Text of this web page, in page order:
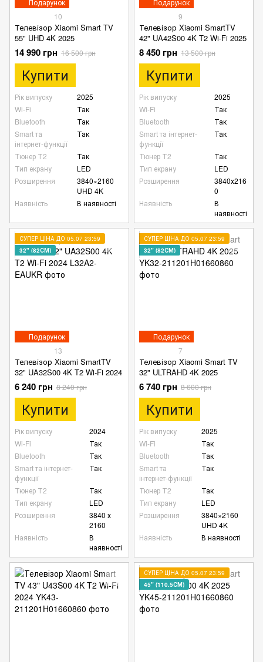
10
Телевізор Xiaomi Smart TV
55" UHD 4K 2025
14 990 грн 16 500 грн
Купити
Рік випуску
2025
Wi-Fi
Так
Bluetooth
Так
Smart та
інтернет-функції
Так
Тюнер Т2
Так
Тип екрану
LED
Розширення
3840×2160
UHD 4K
Наявність
В наявності
9
Телевізор Xiaomi SmartTV
42" UA42S00 4K T2 Wi-Fi 2025
8 450 грн 13 500 грн
Купити
Рік випуску
2025
Wi-Fi
Так
Bluetooth
Так
Smart та інтернет-
функції
Так
Тюнер Т2
Так
Тип екрану
LED
Розширення
3840х216
0
Наявність
В
наявності
Подарунок
СУПЕР ЦІНА ДО 05.07 23:59
32" (82СМ)
13
Телевізор Xiaomi SmartTV
32" UA32S00 4K T2 Wi-Fi 2024
6 240 грн 8 240 грн
Купити
Рік випуску
2024
Wi-Fi
Так
Bluetooth
Так
Smart та інтернет-
функції
Так
Тюнер Т2
Так
Тип екрану
LED
Розширення
3840 х
2160
Наявність
В
наявності
Подарунок
СУПЕР ЦІНА ДО 05.07 23:59
32" (82СМ)
7
Телевізор Xiaomi Smart TV
32" ULTRAHD 4K 2025
6 740 грн 8 600 грн
Купити
Рік випуску
2025
Wi-Fi
Так
Bluetooth
Так
Smart та
інтернет-функції
Так
Тюнер Т2
Так
Тип екрану
LED
Розширення
3840×2160
UHD 4K
Наявність
В наявності
СУПЕР ЦІНА ДО 05.07 23:59
45" (110.5СМ)